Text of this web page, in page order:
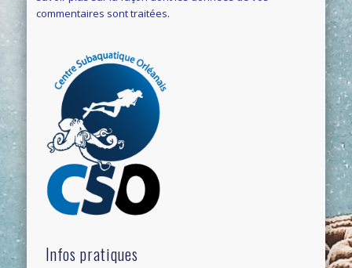
commentaires sont traitées.
Infos pratiques